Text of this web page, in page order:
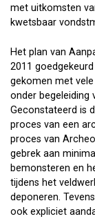
met uitkomsten
kwetsbaar
Het plan van
2011
gekomen met
onder begeleiding
Geconstateerd is
proces van een
proces van
gebrek aan
bemonsteren en
tijdens het
deponeren.
ook expliciet